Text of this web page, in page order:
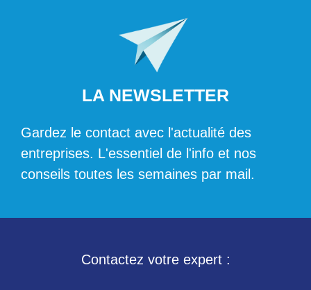
LA NEWSLETTER
Gardez le contact avec l'actualité des
entreprises. L'essentiel de l'info et nos
conseils toutes les semaines par mail.
Contactez votre expert :